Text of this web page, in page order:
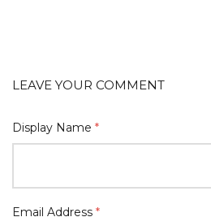
LEAVE YOUR COMMENT
Display Name *
Email Address *